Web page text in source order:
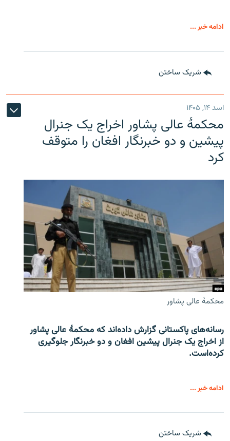
ادامه خبر ...
شریک ساختن
اسد ۱۴, ۱۴۰۵
محکمۀ عالی پشاور اخراج یک جنرال
پیشین و دو خبرنگار افغان را متوقف
کرد
محکمۀ عالی پشاور
رسانه‌های پاکستانی گزارش داده‌اند که محکمۀ عالی پشاور
از اخراج یک جنرال پیشین افغان و دو خبرنگار جلوگیری
کرده‌است.
ادامه خبر ...
شریک ساختن